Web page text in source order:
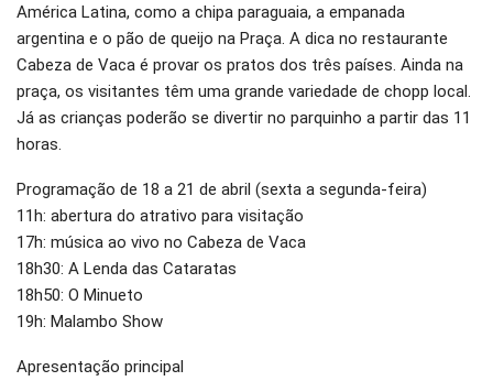
América Latina, como a chipa paraguaia, a empanada
argentina e o pão de queijo na Praça. A dica no restaurante
Cabeza de Vaca é provar os pratos dos três países. Ainda na
praça, os visitantes têm uma grande variedade de chopp local.
Já as crianças poderão se divertir no parquinho a partir das 11
horas.
Programação de 18 a 21 de abril (sexta a segunda-feira)
11h: abertura do atrativo para visitação
17h: música ao vivo no Cabeza de Vaca
18h30: A Lenda das Cataratas
18h50: O Minueto
19h: Malambo Show
Apresentação principal